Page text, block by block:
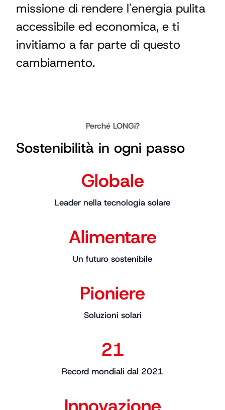
missione di rendere l'energia pulita
accessibile ed economica, e ti
invitiamo a far parte di questo
cambiamento.
Perché LONGi?
Sostenibilità in ogni passo
Globale
Leader nella tecnologia solare
Alimentare
Un futuro sostenibile
Pioniere
Soluzioni solari
21
Record mondiali dal 2021